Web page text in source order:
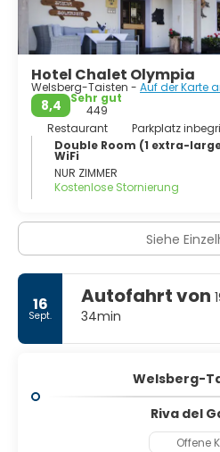
Hotel Chalet Olympia
Welsberg-Taisten - Auf der Karte
8,4
Sehr gut
449
Restaurant
Parkplatz
Double Room (1 extra-
WiFi
NUR ZIMMER
Kostenlose Stornierung
Siehe
16
Sept.
Autofahrt von
34min
Welsberg-
Riva del
Offene